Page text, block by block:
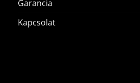
Garancia
Kapcsolat